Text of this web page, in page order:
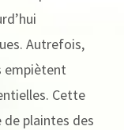
Autrefois,
empiètent
Cette
de plaintes des